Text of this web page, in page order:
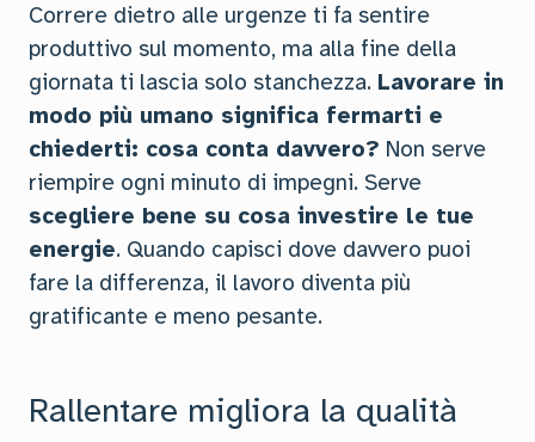
Correre dietro alle urgenze ti fa sentire
produttivo sul momento, ma alla fine della
giornata ti lascia solo stanchezza. Lavorare in
modo più umano significa fermarti e
chiederti: cosa conta davvero? Non serve
riempire ogni minuto di impegni. Serve
scegliere bene su cosa investire le tue
energie. Quando capisci dove davvero puoi
fare la differenza, il lavoro diventa più
gratificante e meno pesante.
Rallentare migliora la qualità